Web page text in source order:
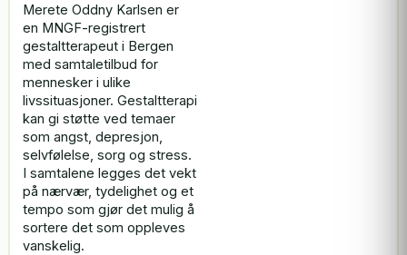
Merete Oddny Karlsen er
en MNGF-registrert
gestaltterapeut i Bergen
med samtaletilbud for
mennesker i ulike
livssituasjoner. Gestaltterapi
kan gi støtte ved temaer
som angst, depresjon,
selvfølelse, sorg og stress.
I samtalene legges det vekt
på nærvær, tydelighet og et
tempo som gjør det mulig å
sortere det som oppleves
vanskelig.